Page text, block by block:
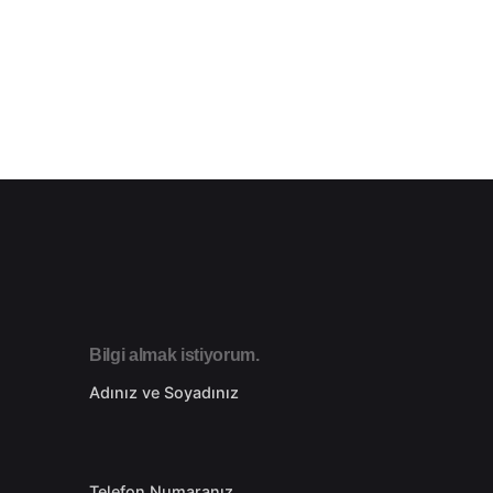
Bilgi almak istiyorum.
Adınız ve Soyadınız